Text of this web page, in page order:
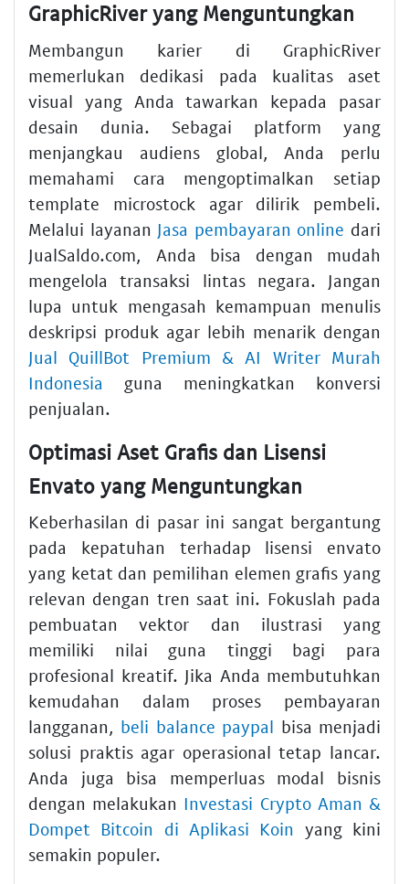
GraphicRiver yang Menguntungkan
Membangun karier di GraphicRiver
memerlukan dedikasi pada kualitas aset
visual yang Anda tawarkan kepada pasar
desain dunia. Sebagai platform yang
menjangkau audiens global, Anda perlu
memahami cara mengoptimalkan setiap
template microstock agar dilirik pembeli.
Melalui layanan Jasa pembayaran online dari
JualSaldo.com, Anda bisa dengan mudah
mengelola transaksi lintas negara. Jangan
lupa untuk mengasah kemampuan menulis
deskripsi produk agar lebih menarik dengan
Jual QuillBot Premium & AI Writer Murah
Indonesia guna meningkatkan konversi
penjualan.
Optimasi Aset Grafis dan Lisensi
Envato yang Menguntungkan
Keberhasilan di pasar ini sangat bergantung
pada kepatuhan terhadap lisensi envato
yang ketat dan pemilihan elemen grafis yang
relevan dengan tren saat ini. Fokuslah pada
pembuatan vektor dan ilustrasi yang
memiliki nilai guna tinggi bagi para
profesional kreatif. Jika Anda membutuhkan
kemudahan dalam proses pembayaran
langganan, beli balance paypal bisa menjadi
solusi praktis agar operasional tetap lancar.
Anda juga bisa memperluas modal bisnis
dengan melakukan Investasi Crypto Aman &
Dompet Bitcoin di Aplikasi Koin
yang kini
semakin populer.